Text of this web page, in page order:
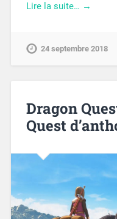
Lire la suite… →
24 septembre 2018
Dragon
Quest